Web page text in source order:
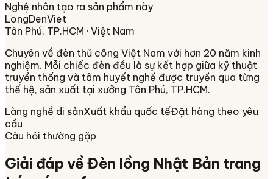
Nghệ nhân tạo ra sản phẩm này
LongDenViet
Tân Phú, TP.HCM · Việt Nam
Chuyên về đèn thủ công Việt Nam với hơn 20 năm kinh
nghiệm. Mỗi chiếc đèn đều là sự kết hợp giữa kỹ thuật
truyền thống và tâm huyết nghề được truyền qua từng
thế hệ, sản xuất tại xưởng Tân Phú, TP.HCM.
Làng nghề di sảnXuất khẩu quốc tếĐặt hàng theo yêu
cầu
Câu hỏi thường gặp
Giải đáp vềĐèn lồng Nhật Bản trang